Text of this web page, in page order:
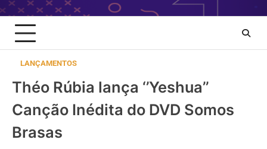
LANÇAMENTOS
Théo Rúbia lança ‘’Yeshua’’
Canção Inédita do DVD Somos
Brasas